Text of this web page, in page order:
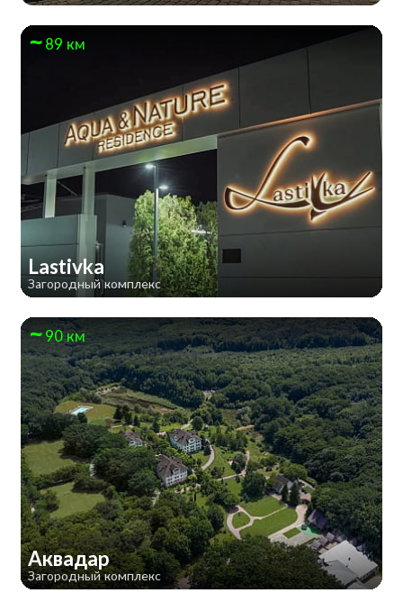
89 км
Lastivka
Загородный комплекс
90 км
Аквадар
Загородный комплекс